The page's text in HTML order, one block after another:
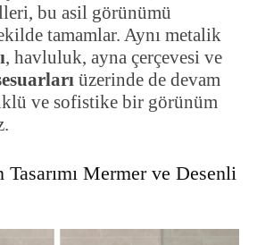
bu asil görünümü
tamamlar. Aynı metalik
, havluluk, ayna çerçevesi ve
üzerinde de devam
ve sofistike bir görünüm
Mermer ve Desenli